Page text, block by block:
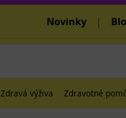
Novinky |
Zdravá výživa Zdravotné